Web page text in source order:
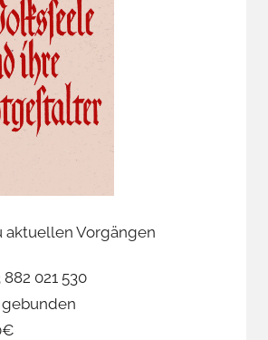
aktuellen Vorgängen
882 021 530
gebunden